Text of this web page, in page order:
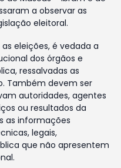
a observar as
eleitoral.
eleições, é vedada a
dos órgãos e
ressalvadas as
Também devem ser
autoridades, agentes
ou resultados da
as informações
legais,
que não apresentem